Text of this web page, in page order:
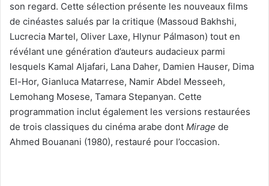
son regard. Cette sélection présente les nouveaux films
de cinéastes salués par la critique (Massoud Bakhshi,
Lucrecia Martel, Oliver Laxe, Hlynur Pálmason) tout en
révélant une génération d’auteurs audacieux parmi
lesquels Kamal Aljafari, Lana Daher, Damien Hauser, Dima
El-Hor, Gianluca Matarrese, Namir Abdel Messeeh,
Lemohang Mosese, Tamara Stepanyan. Cette
programmation inclut également les versions restaurées
de trois classiques du cinéma arabe dont Mirage de
Ahmed Bouanani (1980), restauré pour l’occasion.